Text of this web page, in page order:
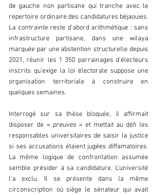
de gauche non partisane qui tranche avec le
répertoire ordinaire des candidatures béjaouies.
La contrainte reste d’abord arithmétique : sans
infrastructure partisane, dans une wilaya
marquée par une abstention structurelle depuis
2021, réunir les 1 350 parrainages d’électeurs
inscrits qu’exige la loi électorale suppose une
organisation territoriale à construire en
quelques semaines.
Interrogé sur sa thèse bloquée, il affirmait
disposer de « preuves » et mettait au défi les
responsables universitaires de saisir la justice
si ses accusations étaient jugées diffamatoires.
La même logique de confrontation assumée
semble présider à sa candidature. L’université
l’a exclu. Il se présente dans la même
circonscription où siège le sénateur qui avait